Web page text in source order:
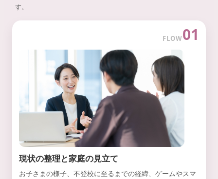
す。
FLOW01
現状の整理と家庭の見立て
お子さまの様子、不登校に至るまでの経緯、ゲームやスマ